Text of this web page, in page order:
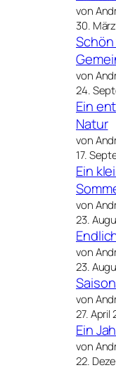
von
30.
von
24.
Ein
Natur
von
17.
Ein
von
23.
von
23.
von
27. April
Ein
von
22.